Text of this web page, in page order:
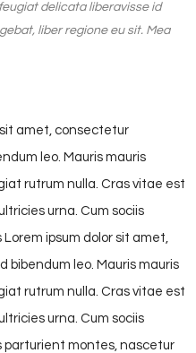
delicata liberavisse id
liber regione eu sit. Mea
amet, consectetur
leo. Mauris mauris
rutrum nulla. Cras vitae est
urna. Cum sociis
ipsum dolor sit amet,
bibendum leo. Mauris mauris
rutrum nulla. Cras vitae est
urna. Cum sociis
parturient montes, nascetur